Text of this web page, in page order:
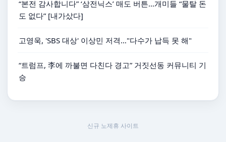
“본전 감사합니다” ‘삼전닉스’ 매도 버튼…개미들 “물탈 돈
도 없다” [내가샀다]
고영욱, 'SBS 대상' 이상민 저격…"다수가 납득 못 해"
“트럼프, 李에 까불면 다친다 경고” 거짓선동 커뮤니티 기
승
신규 노제휴 사이트